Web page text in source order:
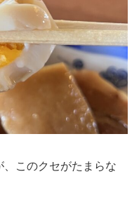
このクセがたまらな